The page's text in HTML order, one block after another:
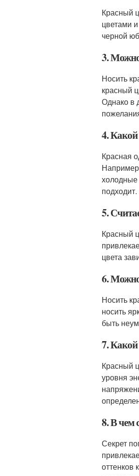
Красный
цветами
черной
3. Можно
Носить
красный
Однако в
4.
Красная
холодные
подходит.
5.
Красный
цвета
6.
Носить
носить
быть
7. Какой
Красный
уровня
8. В чем
Секрет
оттенков